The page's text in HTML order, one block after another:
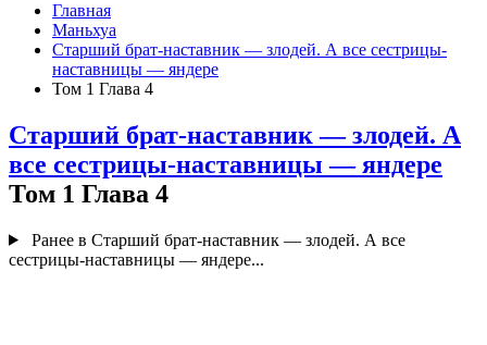
Главная
Маньхуа
Старший брат-наставник — злодей. А все сестрицы-
наставницы — яндере
Том 1 Глава 4
Старший брат-наставник — злодей. А
все сестрицы-наставницы — яндере
Том 1 Глава 4
Ранее в Старший брат-наставник — злодей. А все
сестрицы-наставницы — яндере...